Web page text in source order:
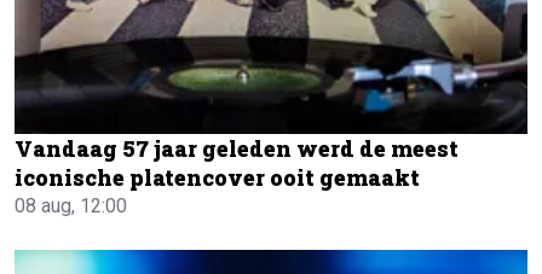
Vandaag 57 jaar geleden werd de meest
iconische platencover ooit gemaakt
08 aug, 12:00